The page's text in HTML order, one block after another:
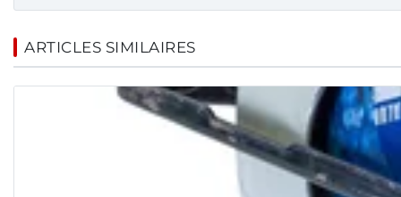
ARTICLES SIMILAIRES